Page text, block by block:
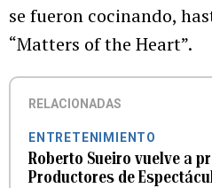
se fueron cocinando,
“Matters of the Heart”.
RELACIONADAS
ENTRETENIMIENTO
Roberto Sueiro vuelve a
Productores de